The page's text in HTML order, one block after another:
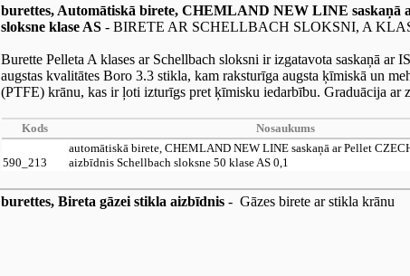
burettes, Automātiskā birete, CHEMLAND NEW LINE saskaņā
sloksne klase AS - BIRETE AR SCHELLBACH SLOKSNI, A
Burette Pelleta A klases ar Schellbach sloksni ir izgatavota saskaņā ar
augstas kvalitātes Boro 3.3 stikla, kam raksturīga augsta ķīmiskā un
(PTFE) krānu, kas ir ļoti izturīgs pret ķīmisku iedarbību. Graduācija ar
Kods Nosaukums
590_213
automātiskā birete, CHEMLAND NEW LINE saskaņā ar Pellet
aizbīdnis Schellbach sloksne 50 klase AS 0,1
burettes, Bireta gāzei stikla aizbīdnis - Gāzes birete ar stikla krānu